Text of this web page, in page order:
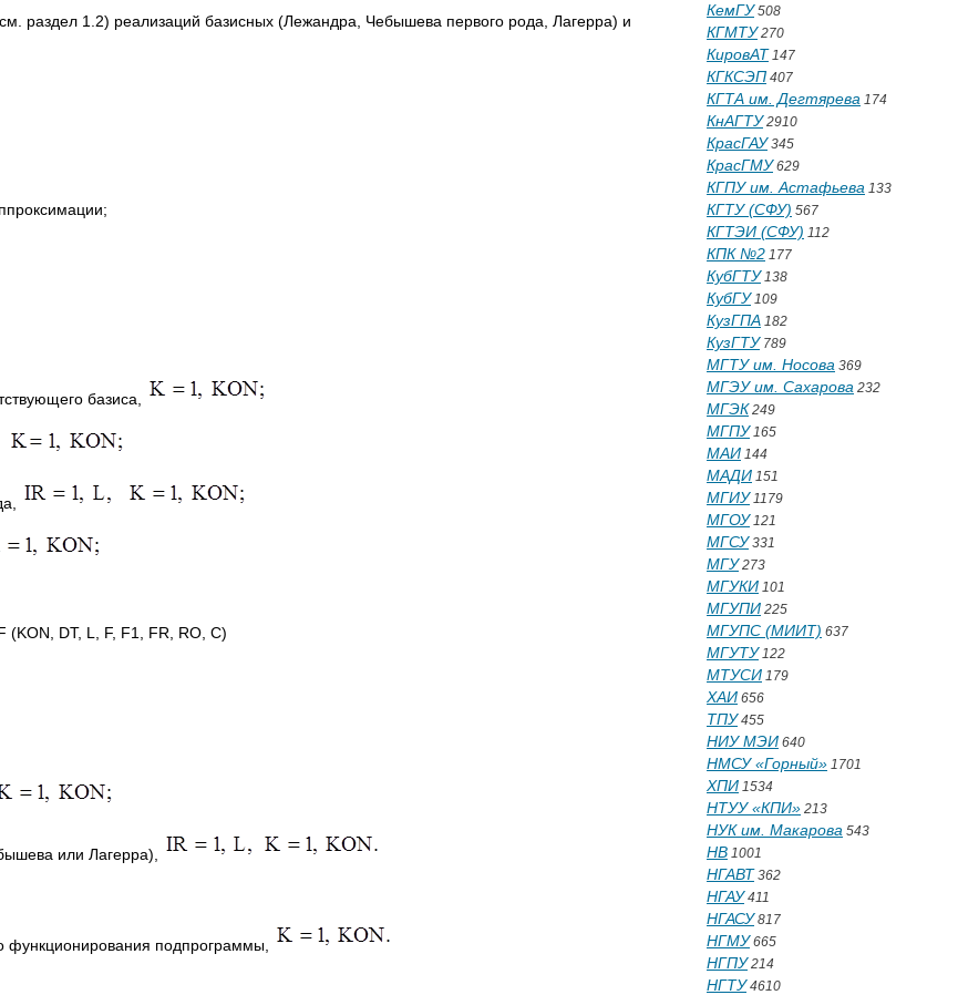
раздел 1.2) реализаций базисных (Лежандра, Чебышева первого рода, Лагерра) и
базиса,
(KON, DT, L, F, F1, FR, RO, C)
или Лагерра),
функционирования подпрограммы,
КемГУ508
КГМТУ270
КировАТ 147
КГКСЭП 407
КГТА им. Дегтярева 174
КнАГТУ2910
КрасГАУ345
КрасГМУ629
КГПУ им. Астафьева 133
КГТУ (СФУ) 567
КГТЭИ (СФУ) 112
КПК №2 177
КубГТУ138
КубГУ109
КузГПА 182
КузГТУ789
МГТУ им. Носова 369
МГЭУ им. Сахарова 232
МГЭК 249
МГПУ165
МАИ 144
МАДИ 151
МГИУ1179
МГОУ121
МГСУ331
МГУ273
МГУКИ 101
МГУПИ 225
МГУПС (МИИТ) 637
МГУТУ122
МТУСИ 179
ХАИ 656
ТПУ455
НИУ МЭИ 640
НМСУ «Горный» 1701
ХПИ 1534
НТУУ «КПИ» 213
НУК им. Макарова 543
НВ 1001
НГАВТ 362
НГАУ411
НГАСУ817
НГМУ665
НГПУ214
НГТУ4610